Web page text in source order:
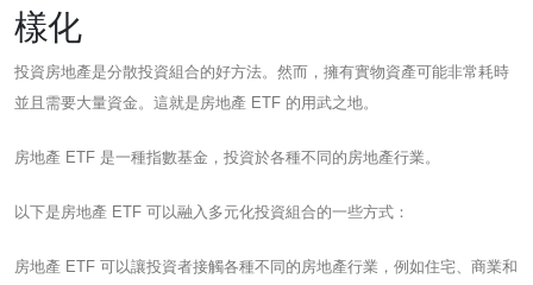
樣化
投資房地產是分散投資組合的好方法。然而，擁有實物資產可能非常耗時
並且需要大量資金。這就是房地產 ETF 的用武之地。
房地產 ETF 是一種指數基金，投資於各種不同的房地產行業。
以下是房地產 ETF 可以融入多元化投資組合的一些方式：
房地產 ETF 可以讓投資者接觸各種不同的房地產行業，例如住宅、商業和